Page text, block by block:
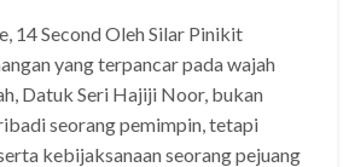
14 Second Oleh Silar Pinikit
yang terpancar pada wajah
Datuk Seri Hajiji Noor, bukan
seorang pemimpin, tetapi
kebijaksanaan seorang pejuang